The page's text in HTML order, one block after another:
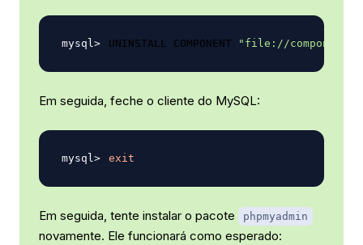
UNINSTALL COMPONENT "file://
Em seguida, feche o cliente do MySQL:
exit
Em seguida, tente instalar o pacote phpmyadmin
novamente. Ele funcionará como esperado: